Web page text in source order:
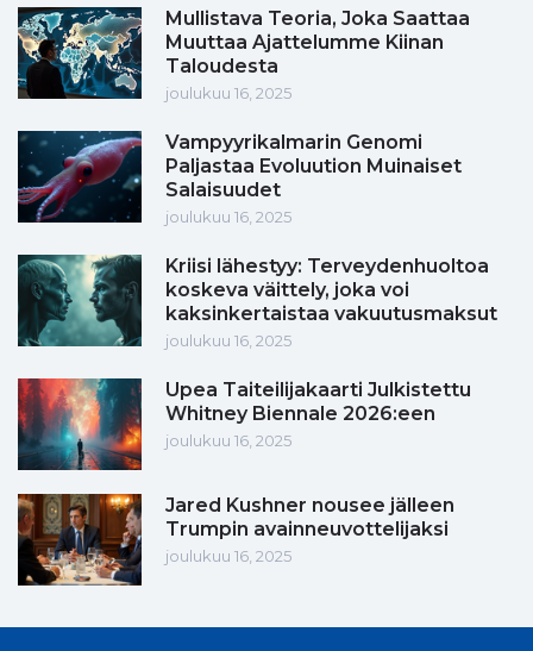
Mullistava Teoria, Joka Saattaa
Muuttaa Ajattelumme Kiinan
Taloudesta
joulukuu 16, 2025
Vampyyrikalmarin Genomi
Paljastaa Evoluution Muinaiset
Salaisuudet
joulukuu 16, 2025
Kriisi lähestyy: Terveydenhuoltoa
koskeva väittely, joka voi
kaksinkertaistaa vakuutusmaksut
joulukuu 16, 2025
Upea Taiteilijakaarti Julkistettu
Whitney Biennale 2026:een
joulukuu 16, 2025
Jared Kushner nousee jälleen
Trumpin avainneuvottelijaksi
joulukuu 16, 2025